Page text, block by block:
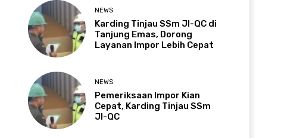
NEWS
Karding Tinjau SSm JI-QC di
Tanjung Emas, Dorong
Layanan Impor Lebih Cepat
NEWS
Pemeriksaan Impor Kian
Cepat, Karding Tinjau SSm
JI-QC